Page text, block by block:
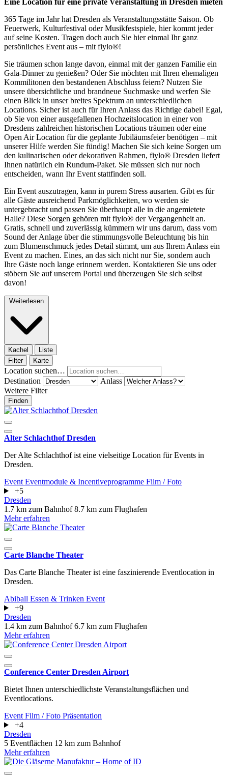
Eine Location für eine private Veranstaltung in Dresden mieten
365 Tage im Jahr hat Dresden als Veranstaltungsstätte Saison. Ob
Feuerwerk, Kulturfestival oder Musikfestspiele, hier kommt jeder
auf seine Kosten. Tragen doch auch Sie hier einmal Ihr ganz
persönliches Event aus – mit fiylo®!
Sie träumen schon lange davon, einmal mit der ganzen Familie ein
Gala-Dinner zu genießen? Oder Sie möchten mit Ihren ehemaligen
Kommilitonen den bestandenen Abschluss feiern? Nutzen Sie
unsere übersichtliche und brandneue Suchmaske und werfen Sie
einen Blick in unser breites Spektrum an unterschiedlichen
Locations. Sicher ist auch für Ihren Anlass das Richtige dabei! Egal,
ob Sie von einer ausgefallenen Hochzeitslocation in einer von
Dresdens zahlreichen historischen Locations träumen oder eine
Open Air Location für die geplante Jubiläumsfeier benötigen – mit
unserer Hilfe werden Sie fündig! Machen Sie sich keine Sorgen um
den kulinarischen oder dekorativen Rahmen, fiylo® Dresden liefert
Ihnen natürlich ein Rundum-Paket. Sie müssen sich nur noch
entscheiden, wann Ihr Event stattfinden soll.
Ein Event auszutragen, kann in purem Stress ausarten. Gibt es für
alle Gäste ausreichend Parkmöglichkeiten, wo werden sie
untergebracht und passen Sie überhaupt alle in die angemietete
Halle? Diese Sorgen gehören mit fiylo® der Vergangenheit an.
Gratis, schnell und zuverlässig kümmern wir uns darum, dass vom
Sound der Anlage über die stimmungsvolle Beleuchtung bis hin
zum Blumenschmuck jedes Detail stimmt, um aus Ihrem Anlass ein
Event zu machen. Eines, an das sich nicht nur Sie, sondern auch
Ihre Gäste noch lange erinnern werden. Kontaktieren Sie uns oder
stöbern Sie auf unserem Portal und überzeugen Sie sich selbst
davon!
Weiterlesen
Kachel
Liste
Filter
Karte
Location suchen…
Destination
Anlass
Weitere Filter
Finden
Alter Schlachthof Dresden
Der Alte Schlachthof ist eine vielseitige Location für Events in
Dresden.
Event Eventmodule & Incentiveprogramme Film / Foto
+5
Dresden
1.7 km zum Bahnhof8.7 km zum Flughafen
Mehr erfahren
Carte Blanche Theater
Das Carte Blanche Theater ist eine faszinierende Eventlocation in
Dresden.
Abiball Essen & Trinken Event
+9
Dresden
1.4 km zum Bahnhof6.7 km zum Flughafen
Mehr erfahren
Conference Center Dresden Airport
Bietet Ihnen unterschiedlichste Veranstaltungsflächen und
Eventlocations.
Event Film / Foto Präsentation
+4
Dresden
5 Eventflächen 12 km zum Bahnhof
Mehr erfahren